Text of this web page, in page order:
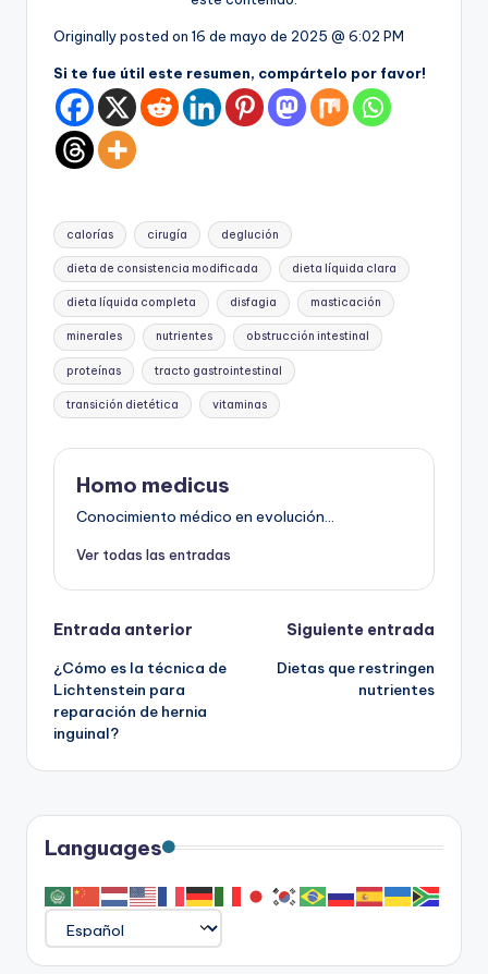
Originally posted on 16 de mayo de 2025 @ 6:02 PM
Si te fue útil este resumen, compártelo por favor!
Etiquetas:
calorías cirugía deglución
dieta de consistencia modificada dieta líquida clara
dieta líquida completa disfagia masticación
minerales nutrientes obstrucción intestinal
proteínas tracto gastrointestinal
transición dietética vitaminas
Homo medicus
Conocimiento médico en evolución...
Ver todas las entradas
Navegación
de
entradas
Entrada anterior
¿Cómo es la técnica de
Lichtenstein para
reparación de hernia
inguinal?
Siguiente entrada
Dietas que restringen
nutrientes
Languages